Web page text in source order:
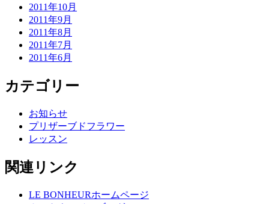
2011年10月
2011年9月
2011年8月
2011年7月
2011年6月
カテゴリー
お知らせ
プリザーブドフラワー
レッスン
関連リンク
LE BONHEURホームページ